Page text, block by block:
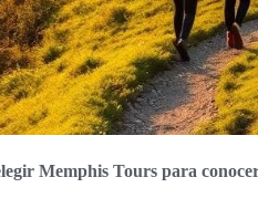
Memphis Tours para